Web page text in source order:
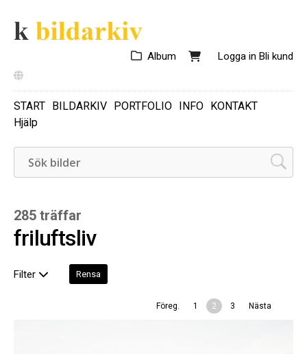
Logga in Bli kund
Album
START BILDARKIV PORTFOLIO INFO
KONTAKT
Hjälp
285 träffar
friluftsliv
Filter Rensa
Föreg. 1 2 3 Nästa